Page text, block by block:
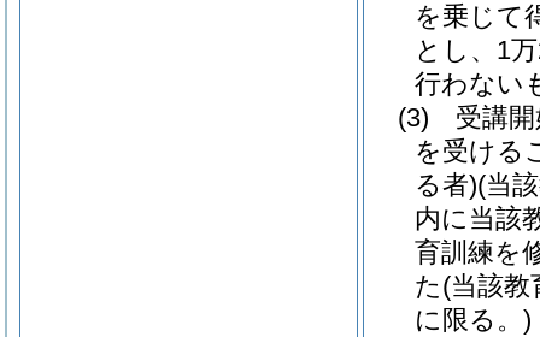
を乗じて
とし、1
行わない
(3)
受講
を受ける
る者)(当
内に当該
育訓練を
た (当該教
に限る。)